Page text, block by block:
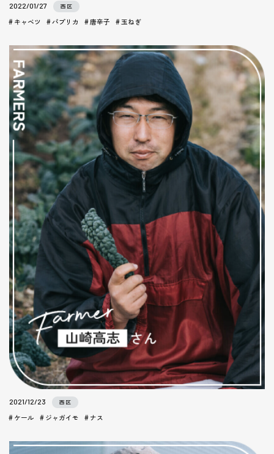
2022/01/27 西区
キャベツ パプリカ 唐辛子 玉ねぎ
2021/12/23 西区
ケール ジャガイモ ナス